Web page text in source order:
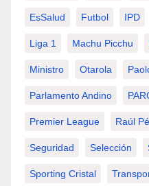
EsSalud Futbol IPD
Liga 1 Machu Picchu
Ministro Otarola
Parlamento Andino
Premier League Raúl
Seguridad Selección
Sporting Cristal